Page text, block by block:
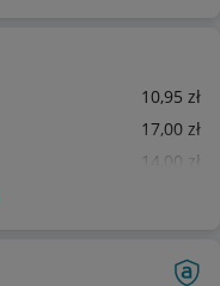
10,95 zł
17,00 zł
14 ,00
zł